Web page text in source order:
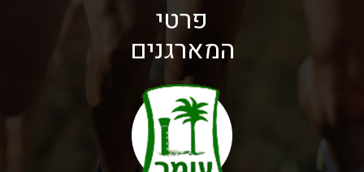
פרטי
המארגנים